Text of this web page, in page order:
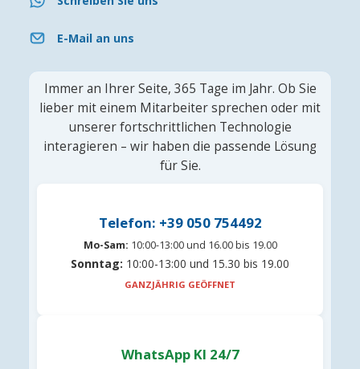
E-Mail an uns
Immer an Ihrer Seite, 365 Tage im Jahr. Ob Sie
lieber mit einem Mitarbeiter sprechen oder mit
unserer fortschrittlichen Technologie
interagieren – wir haben die passende Lösung
für Sie.
Telefon: +39 050 754492
Mo-Sam: 10:00-13:00 und 16.00 bis 19.00
Sonntag: 10:00-13:00 und 15.30 bis 19.00
GANZJÄHRIG GEÖFFNET
WhatsApp KI 24/7